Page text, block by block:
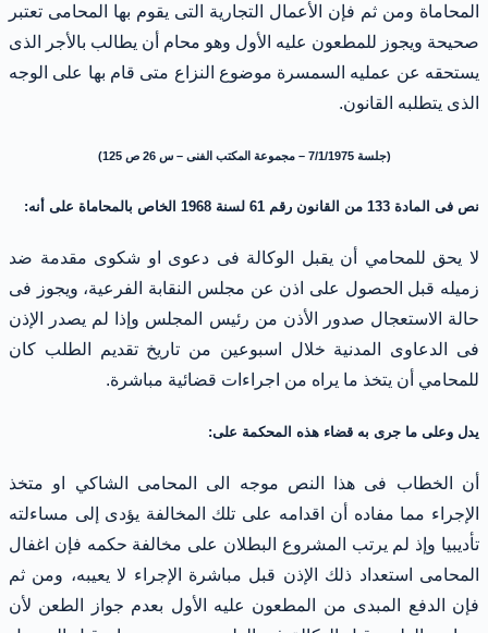
المحاماة ومن ثم فإن الأعمال التجارية التى يقوم بها المحامى تعتبر
صحيحة ويجوز للمطعون عليه الأول وهو محام أن يطالب بالأجر الذى
يستحقه عن عمليه السمسرة موضوع النزاع متى قام بها على الوجه
الذى يتطلبه القانون.
(جلسة 7/1/1975 – مجموعة المكتب الفنى – س 26 ص 125)
نص فى المادة 133 من القانون رقم 61 لسنة 1968 الخاص بالمحاماة على أنه:
لا يحق للمحامي أن يقبل الوكالة فى دعوى او شكوى مقدمة ضد
زميله قبل الحصول على اذن عن مجلس النقابة الفرعية، ويجوز فى
حالة الاستعجال صدور الأذن من رئيس المجلس وإذا لم يصدر الإذن
فى الدعاوى المدنية خلال اسبوعين من تاريخ تقديم الطلب كان
للمحامي أن يتخذ ما يراه من اجراءات قضائية مباشرة.
يدل وعلى ما جرى به قضاء هذه المحكمة على:
أن الخطاب فى هذا النص موجه الى المحامى الشاكي او متخذ
الإجراء مما مفاده أن اقدامه على تلك المخالفة يؤدى إلى مساءلته
تأديبيا وإذ لم يرتب المشروع البطلان على مخالفة حكمه فإن اغفال
المحامى استعداد ذلك الإذن قبل مباشرة الإجراء لا يعيبه، ومن ثم
فإن الدفع المبدى من المطعون عليه الأول بعدم جواز الطعن لأن